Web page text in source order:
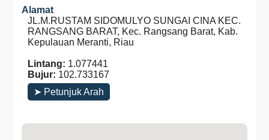
Alamat
JL.M.RUSTAM SIDOMULYO SUNGAI CINA KEC.
RANGSANG BARAT, Kec. Rangsang Barat, Kab.
Kepulauan Meranti, Riau
Lintang: 1.077441
Bujur: 102.733167
➤ Petunjuk Arah